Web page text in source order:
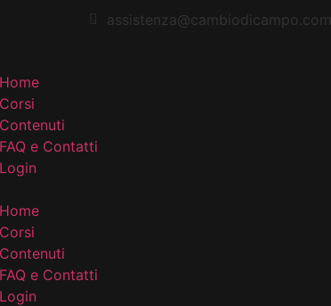
assistenza@cambiodicampo.com
Home
Corsi
Contenuti
FAQ e Contatti
Login
Home
Corsi
Contenuti
FAQ e Contatti
Login